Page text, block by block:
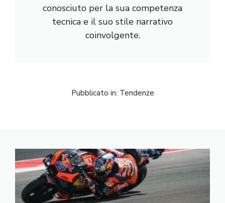
conosciuto per la sua competenza
tecnica e il suo stile narrativo
coinvolgente.
Pubblicato in: Tendenze